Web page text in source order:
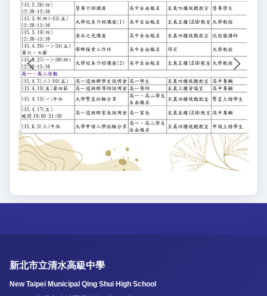
新北市立清水高級中學
New Taipei Municipal Qing Shui High School